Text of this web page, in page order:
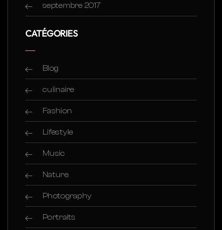
septembre 2017
CATÉGORIES
Blog
culinaire
Fashion
Lifestyle
Music
Nature
Photography
Portraits